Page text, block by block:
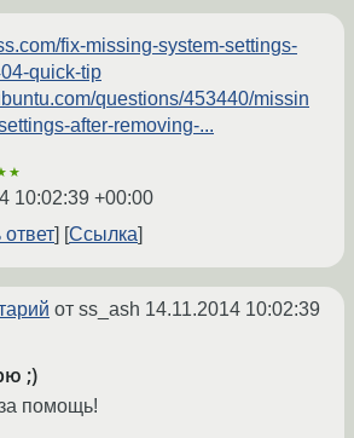
fix-missing-system-settings-
quick-tip
questions/453440/missin
after-removing-...
10:02:39 +00:00
ответ
Ссылка
от ss_ash 14.11.2014 10:02:39
;)
помощь!